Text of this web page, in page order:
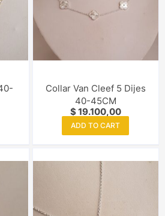
Collar Van Cleef 5 Dijes
40-45CM
$19.100,00
ADD TO CART